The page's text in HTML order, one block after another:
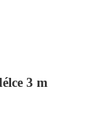
3 m